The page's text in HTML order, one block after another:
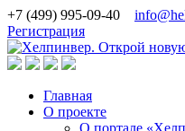
+7 (499) 995-09-40
Регистрация
Главная
О проекте
О портале